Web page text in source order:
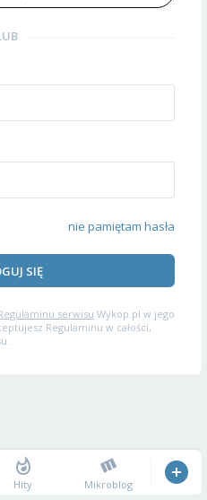
nie pamiętam hasła
SIĘ
serwisu Wykop.pl w jego
Regulaminu w całości,
Hity Mikroblog